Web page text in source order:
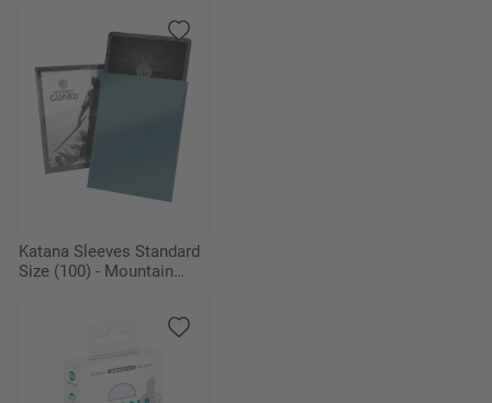
Katana Sleeves Standard
Size (100) - Mountain